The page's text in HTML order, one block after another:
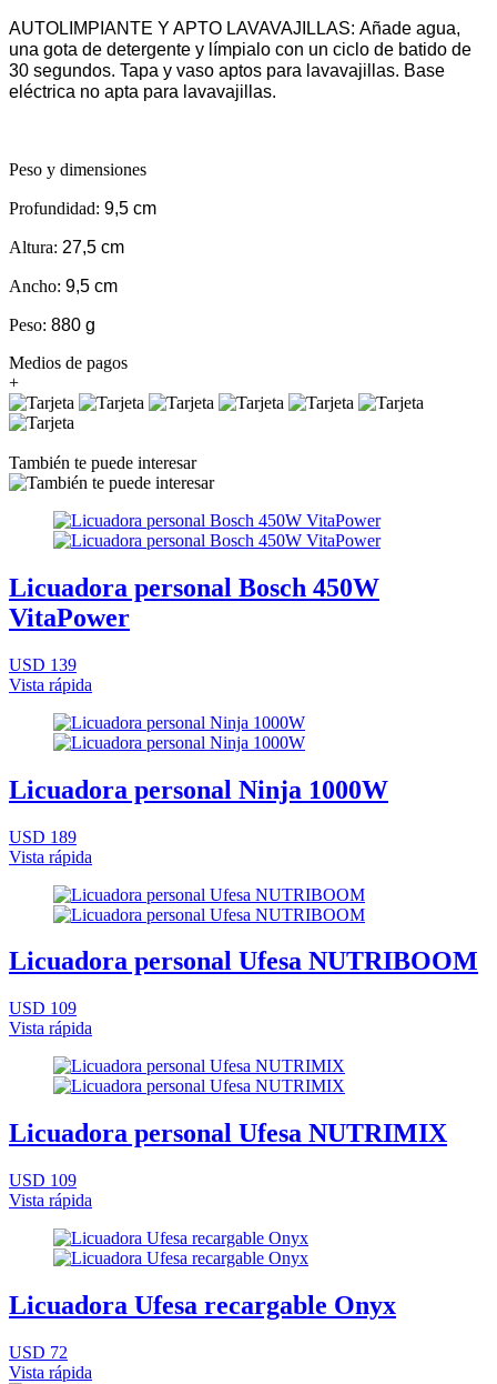
AUTOLIMPIANTE Y APTO LAVAVAJILLAS: Añade agua,
una gota de detergente y límpialo con un ciclo de batido de
30 segundos. Tapa y vaso aptos para lavavajillas. Base
eléctrica no apta para lavavajillas.
Peso y dimensiones
Profundidad: 9,5 cm
Altura: 27,5 cm
Ancho: 9,5 cm
Peso: 880 g
Medios de pagos
+
También te puede interesar
Licuadora personal Bosch 450W
VitaPower
USD 139
Vista rápida
Licuadora personal Ninja 1000W
USD 189
Vista rápida
Licuadora personal Ufesa NUTRIBOOM
USD 109
Vista rápida
Licuadora personal Ufesa NUTRIMIX
USD 109
Vista rápida
Licuadora Ufesa recargable Onyx
USD 72
Vista rápida